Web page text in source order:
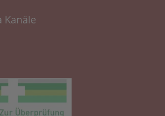
Kanäle
Tab)
Tab)